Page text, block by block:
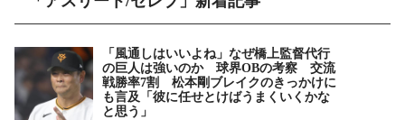
「風通しはいいよね」なぜ橋上監督代行
の巨人は強いのか 球界OBの考察 交流
戦勝率7割 松本剛ブレイクのきっかけに
も言及「彼に任せとけばうまくいくかな
と思う」